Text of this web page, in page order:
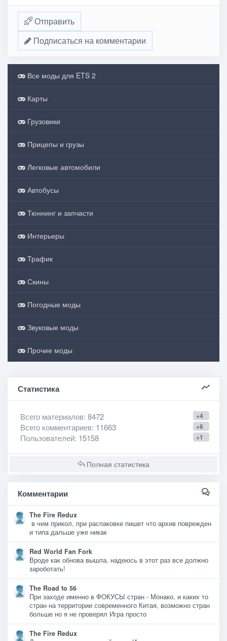
Отправить
Подписаться на комментарии
Все моды для ETS 2
Карты
Грузовики
Прицепы и грузы
Легковые автомобили
Автобусы
Тюннинг и запчасти
Интерьеры
Трафик
Скины
Погодные моды
Звуковые моды
Прочие моды
Статистика
+4
Всего материалов: 8472
+6
Всего комментариев: 11663
+1
Пользователей: 15158
Полная статистика
Комментарии
The Fire Redux
в чем прикол, при распаковке пишет что архив поврежден
и типа дальше уже никак
Red World Fan Fork
Вроде как обнова вышла, надеюсь в этот раз все должно
зароботать!
The Road to 56
При заходе именно в ФОКУСЫ стран - Монако, и каких то
стран на территории современного Китая, возможно стран
больше но я не проверял Игра просто
The Fire Redux